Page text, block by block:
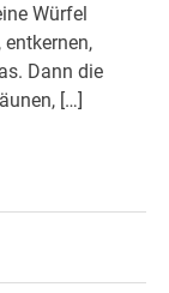
Würfel
Dann die
[…]